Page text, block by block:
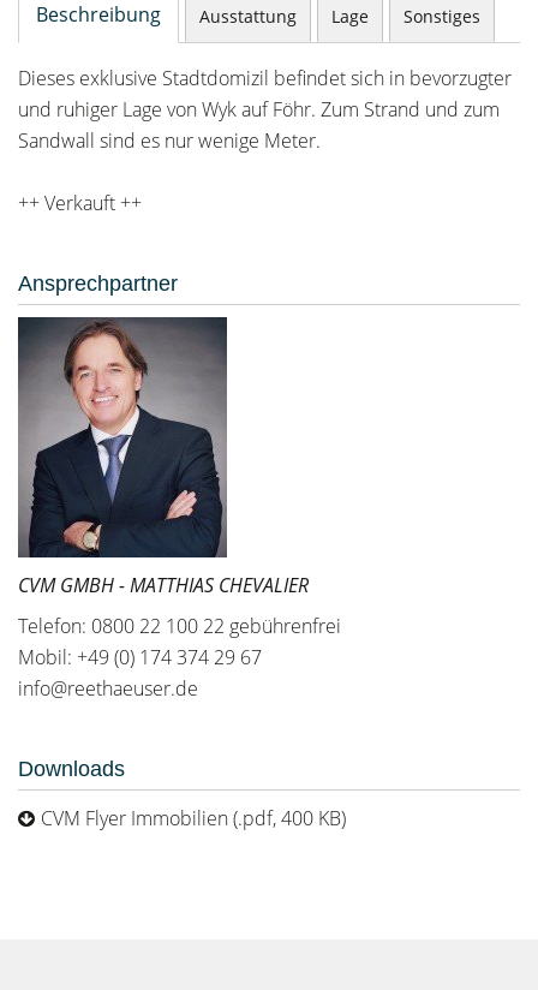
Beschreibung Ausstattung Lage Sonstiges
Dieses exklusive Stadtdomizil befindet sich in bevorzugter
und ruhiger Lage von Wyk auf Föhr. Zum Strand und zum
Sandwall sind es nur wenige Meter.
++ Verkauft ++
Ansprechpartner
CVM GMBH - MATTHIAS CHEVALIER
Telefon: 0800 22 100 22 gebührenfrei
Mobil: +49 (0) 174 374 29 67
info@reethaeuser.de
Downloads
CVM Flyer Immobilien (.pdf, 400 KB)